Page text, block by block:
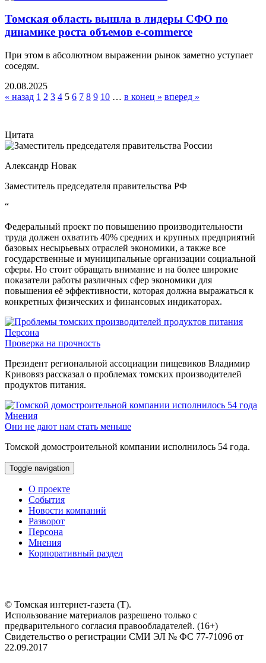
Томская область вышла в лидеры СФО по
динамике роста объемов e-commerce
При этом в абсолютном выражении рынок заметно уступает
соседям.
20.08.2025
« назад 1 2 3 4 5 6 7 8 9 10 … в конец » вперед »
Цитата
Александр Новак
Заместитель председателя правительства РФ
“
Федеральный проект по повышению производительности
труда должен охватить 40% средних и крупных предприятий
базовых несырьевых отраслей экономики, а также все
государственные и муниципальные организации социальной
сферы. Но стоит обращать внимание и на более широкие
показатели работы различных сфер экономики для
повышения её эффективности, которая должна выражаться к
конкретных физических и финансовых индикаторах.
Персона
Проверка на прочность
Президент региональной ассоциации пищевиков Владимир
Кривовяз рассказал о проблемах томских производителей
продуктов питания.
Мнения
Они не дают нам стать меньше
Томской домостроительной компании исполнилось 54 года.
Toggle navigation
О проекте
События
Новости компаний
Разворот
Персона
Мнения
Корпоративный раздел
© Томская интернет-газета (Т).
Использование материалов разрешено только с
предварительного согласия правообладателей. (16+)
Свидетельство о регистрации СМИ ЭЛ № ФС 77-71096 от
22.09.2017